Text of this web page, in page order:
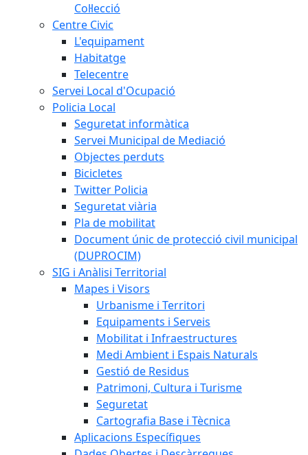
Col·lecció
Centre Civic
L'equipament
Habitatge
Telecentre
Servei Local d'Ocupació
Policia Local
Seguretat informàtica
Servei Municipal de Mediació
Objectes perduts
Bicicletes
Twitter Policia
Seguretat viària
Pla de mobilitat
Document únic de protecció civil municipal
(DUPROCIM)
SIG i Anàlisi Territorial
Mapes i Visors
Urbanisme i Territori
Equipaments i Serveis
Mobilitat i Infraestructures
Medi Ambient i Espais Naturals
Gestió de Residus
Patrimoni, Cultura i Turisme
Seguretat
Cartografia Base i Tècnica
Aplicacions Específiques